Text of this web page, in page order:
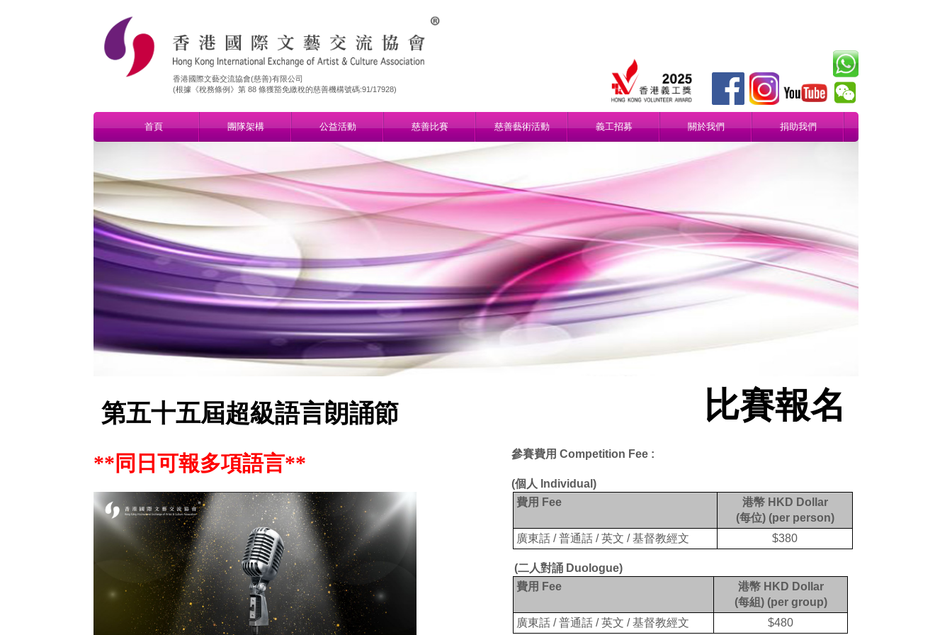
參賽費用 Competition Fee :
(個人
Individual)
費用 Fee 港幣HKD Dollar
(每位) (per person)
廣東話/普通話/英文 /基督教經文 $380
(二人對誦 Duologue)
費用 Fee 港幣HKD Dollar
(每組) (per group)
廣東話/普通話/英文 /基督教經文 $480
比賽報名
**同日可報多項語言**
第五十五屆超級語言朗誦節
首頁 團隊架構 公益活動 慈善比賽 慈善藝術活動 義工招募 關於我們 捐助我們
香港國際文藝交流協會(慈善)有限公司
​(根據《稅務條例》第 88 條獲豁免繳稅的慈善機構號碼:91/17928)